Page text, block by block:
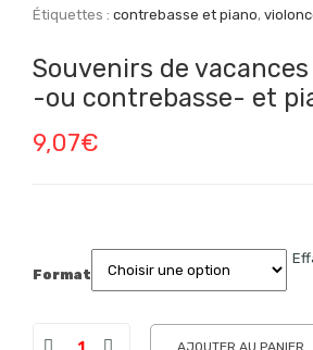
Étiquettes :contrebasse et piano,
Souvenirs de
-ou contrebasse- et
9,07€
Format
AJOUTER AU PANIER